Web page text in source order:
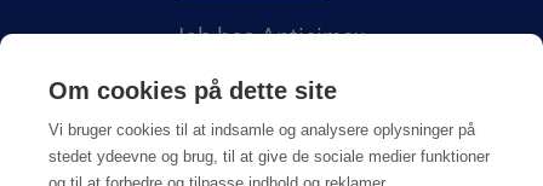
Job hos Anticimex
Om cookies på dette site
Vi bruger cookies til at indsamle og analysere oplysninger på
stedet ydeevne og brug, til at give de sociale medier funktioner